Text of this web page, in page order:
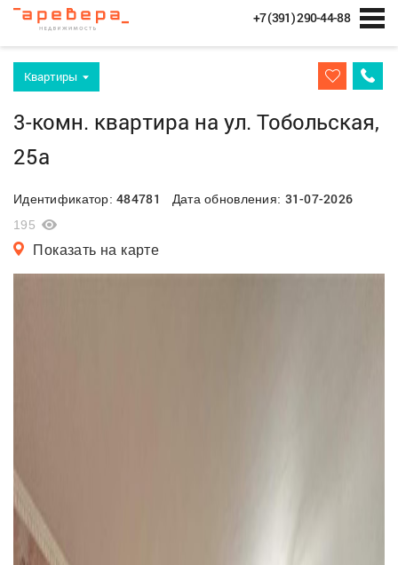
+7 (391) 290-44-88
Квартиры
3-комн. квартира на ул. Тобольская,
25а
Идентификатор:484781 Дата обновления: 31-07-2026
195
Показать на карте